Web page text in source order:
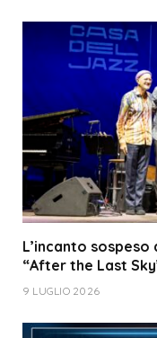
L’incanto sospeso
“After the Last
9 LUGLIO 2026